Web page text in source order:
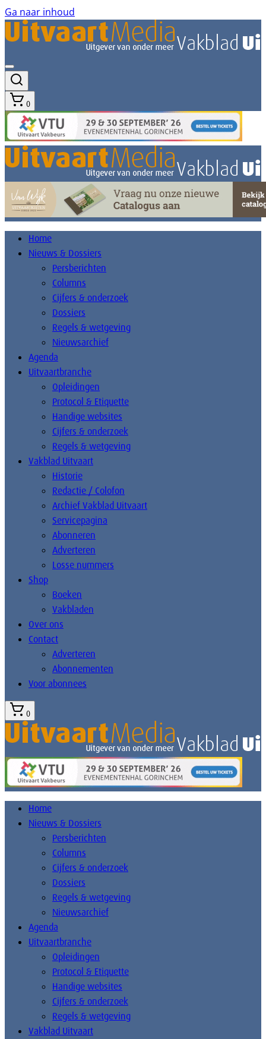
Ga naar inhoud
0
Home
Nieuws & Dossiers
Persberichten
Columns
Cijfers & onderzoek
Dossiers
Regels & wetgeving
Nieuwsarchief
Agenda
Uitvaartbranche
Opleidingen
Protocol & Etiquette
Handige websites
Cijfers & onderzoek
Regels & wetgeving
Vakblad Uitvaart
Historie
Redactie / Colofon
Archief Vakblad Uitvaart
Servicepagina
Abonneren
Adverteren
Losse nummers
Shop
Boeken
Vakbladen
Over ons
Contact
Adverteren
Abonnementen
Voor abonnees
0
Home
Nieuws & Dossiers
Persberichten
Columns
Cijfers & onderzoek
Dossiers
Regels & wetgeving
Nieuwsarchief
Agenda
Uitvaartbranche
Opleidingen
Protocol & Etiquette
Handige websites
Cijfers & onderzoek
Regels & wetgeving
Vakblad Uitvaart